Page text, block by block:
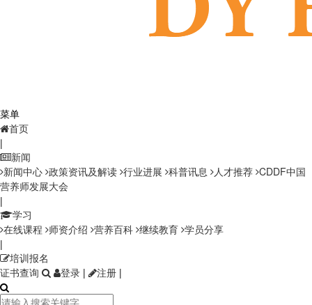
菜单
首页
|
新闻
新闻中心 政策资讯及解读 行业进展 科普讯息 人才推荐 CDDF中国
营养师发展大会
|
学习
在线课程 师资介绍 营养百科 继续教育 学员分享
|
培训报名
证书查询
登录 | 注册 |